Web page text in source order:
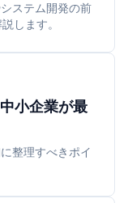
ステム開発の前
します。
小企業が最
整理すべきポイ